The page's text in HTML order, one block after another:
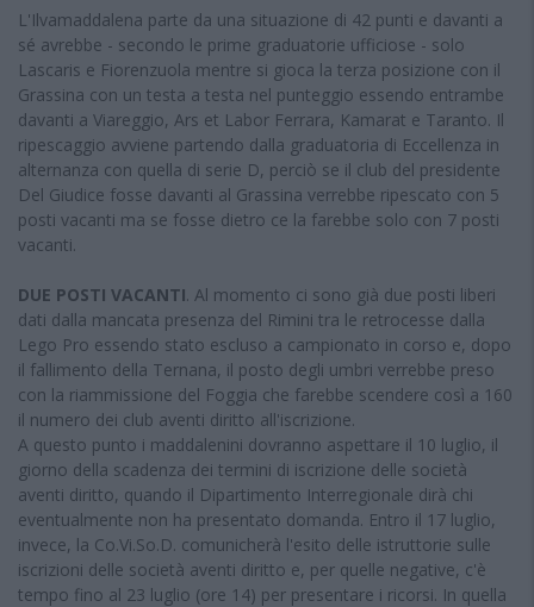
L'Ilvamaddalena parte da una situazione di 42 punti e davanti a
sé avrebbe - secondo le prime graduatorie ufficiose - solo
Lascaris e Fiorenzuola mentre si gioca la terza posizione con il
Grassina con un testa a testa nel punteggio essendo entrambe
davanti a Viareggio, Ars et Labor Ferrara, Kamarat e Taranto. Il
ripescaggio avviene partendo dalla graduatoria di Eccellenza in
alternanza con quella di serie D, perciò se il club del presidente
Del Giudice fosse davanti al Grassina verrebbe ripescato con 5
posti vacanti ma se fosse dietro ce la farebbe solo con 7 posti
vacanti.
DUE POSTI VACANTI. Al momento ci sono già due posti liberi
dati dalla mancata presenza del Rimini tra le retrocesse dalla
Lego Pro essendo stato escluso a campionato in corso e, dopo
il fallimento della Ternana, il posto degli umbri verrebbe preso
con la riammissione del Foggia che farebbe scendere così a 160
il numero dei club aventi diritto all'iscrizione.
A questo punto i maddalenini dovranno aspettare il 10 luglio, il
giorno della scadenza dei termini di iscrizione delle società
aventi diritto, quando il Dipartimento Interregionale dirà chi
eventualmente non ha presentato domanda. Entro il 17 luglio,
invece, la Co.Vi.So.D. comunicherà l'esito delle istruttorie sulle
iscrizioni delle società aventi diritto e, per quelle negative, c'è
tempo fino al 23 luglio (ore 14) per presentare i ricorsi. In quella